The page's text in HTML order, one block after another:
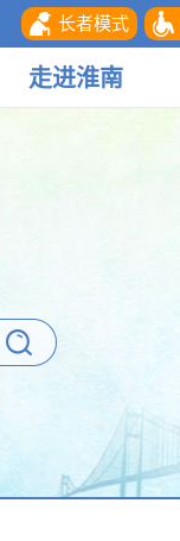
长者模式
走进淮南